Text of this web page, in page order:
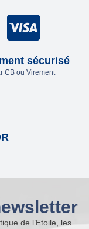
sécurisé
CB ou Virement
de l’Etoile, les